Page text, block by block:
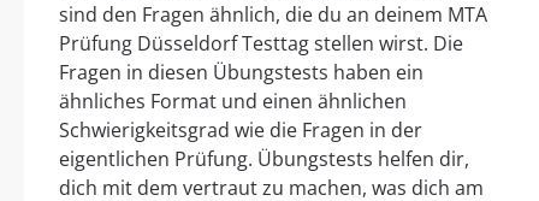
sind den Fragen ähnlich, die du an deinem MTA
Prüfung Düsseldorf Testtag stellen wirst. Die
Fragen in diesen Übungstests haben ein
ähnliches Format und einen ähnlichen
Schwierigkeitsgrad wie die Fragen in der
eigentlichen Prüfung. Übungstests helfen dir,
dich mit dem vertraut zu machen, was dich am